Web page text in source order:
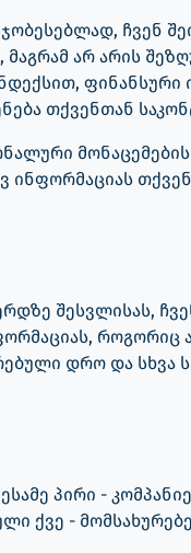
მაგრამ არ არის
თქვენთან
შესვლისას,
დრო და სხვა
პირი -
ქვე -